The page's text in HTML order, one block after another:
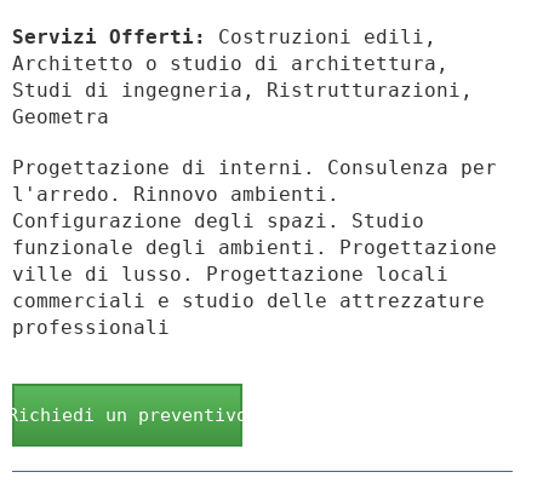
Servizi Offerti:
Costruzioni edili,
Architetto o studio di architettura,
Studi di ingegneria, Ristrutturazioni,
Geometra
Progettazione di interni. Consulenza per
l'arredo. Rinnovo ambienti.
Configurazione degli spazi. Studio
funzionale degli ambienti. Progettazione
ville di lusso. Progettazione locali
commerciali e studio delle attrezzature
professionali
Richiedi un preventivo